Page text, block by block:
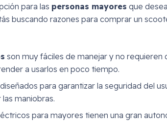
para las personas mayores que
buscando razones para comprar un
son muy fáciles de manejar y no requieren
a usarlos en poco tiempo.
para garantizar la seguridad del
maniobras.
para mayores tienen una gran